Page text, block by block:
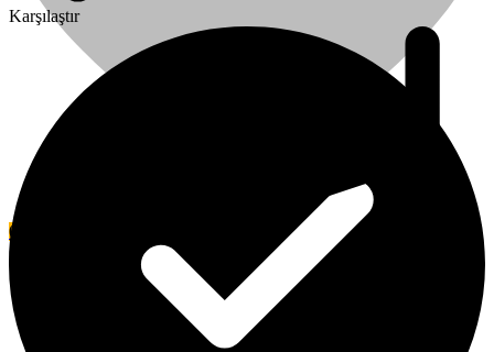
0
Karşılaştır